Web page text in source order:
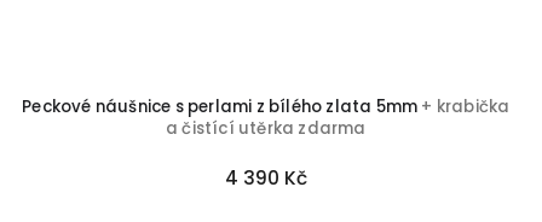
Peckové náušnice s perlami z bílého zlata 5mm + krabička
a čistící utěrka zdarma
4 390 Kč